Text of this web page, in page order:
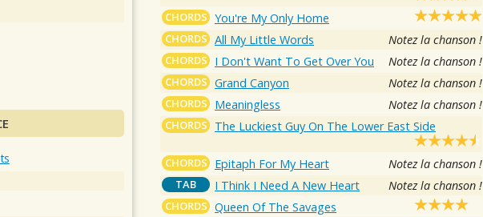
CHORDS You're My Only Home
CHORDS All My Little Words Notez la chanson !
CHORDS I Don't Want To Get Over You Notez la chanson !
CHORDS Grand Canyon Notez la chanson !
CHORDS Meaningless Notez la chanson !
CHORDS The Luckiest Guy On The Lower East Side
CHORDS Epitaph For My Heart Notez la chanson !
TAB I Think I Need A New Heart Notez la chanson !
CHORDS Queen Of The Savages